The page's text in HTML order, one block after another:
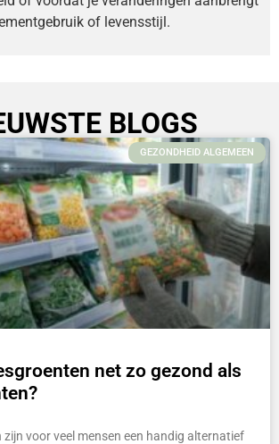
of levensstijl.
BLOGS
GEZONDHEID ALGEMEEN
net zo gezond als
zijn voor veel mensen een handig alternatief